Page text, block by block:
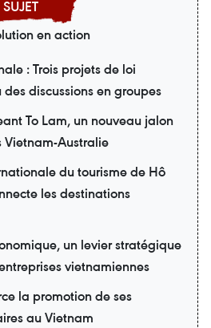
en action
: Trois projets de loi
discussions en groupes
To Lam, un nouveau jalon
Vietnam-Australie
du tourisme de Hô
les destinations
un levier stratégique
vietnamiennes
la promotion de ses
au Vietnam